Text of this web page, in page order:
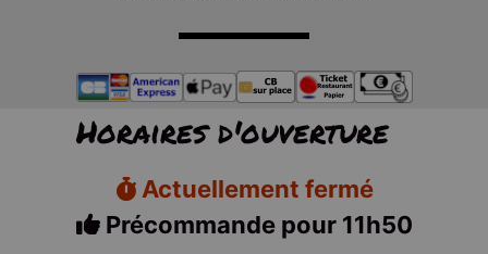
Horaires d'ouverture
Actuellement fermé
Précommande pour 11h50